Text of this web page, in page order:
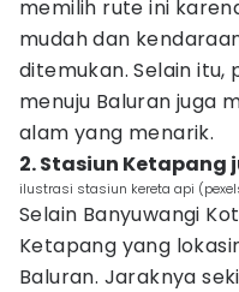
memilih rute ini
mudah dan
ditemukan. Selain itu,
menuju Baluran juga
alam yang menarik.
2. Stasiun
ilustrasi stasiun kereta api
Selain Banyuwangi
Ketapang yang
Baluran. Jaraknya